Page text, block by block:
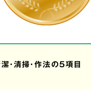
・清掃・作法の5項目